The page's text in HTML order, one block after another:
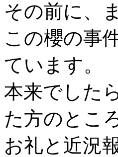
その前に、
この櫻の事
ています。
本来でした
た方のとこ
お礼と近況